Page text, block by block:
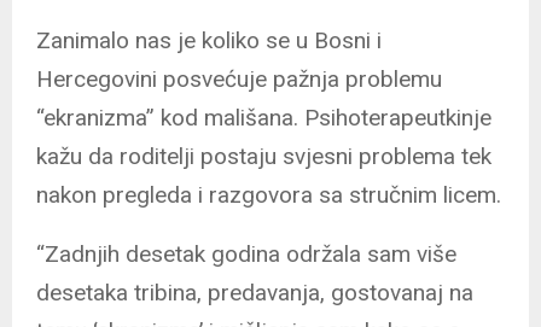
Zanimalo nas je koliko se u Bosni i
Hercegovini posvećuje pažnja problemu
“ekranizma” kod mališana. Psihoterapeutkinje
kažu da roditelji postaju svjesni problema tek
nakon pregleda i razgovora sa stručnim licem.
“Zadnjih desetak godina održala sam više
desetaka tribina, predavanja, gostovanaj na